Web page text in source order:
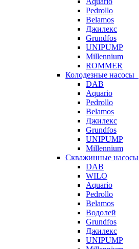
Pedrollo
Belamos
Джилекс
Grundfos
UNIPUMP
Millennium
ROMMER
Колодезные насосы
DAB
Aquario
Pedrollo
Belamos
Джилекс
Grundfos
UNIPUMP
Millennium
Скважинные насосы
DAB
WILO
Aquario
Pedrollo
Belamos
Водолей
Grundfos
Джилекс
UNIPUMP